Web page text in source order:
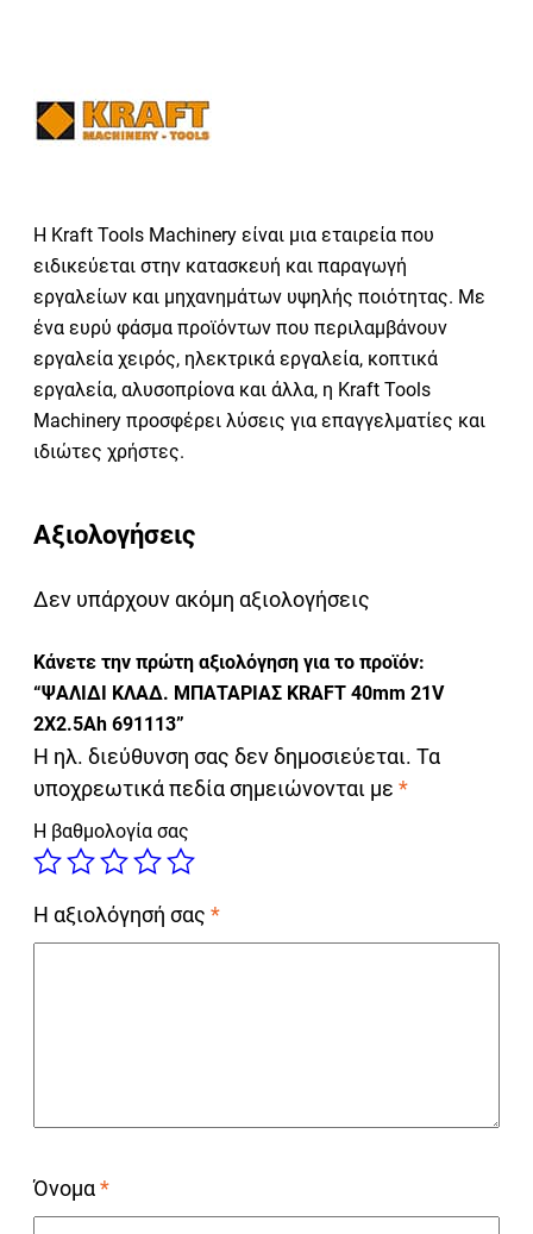
Η Kraft Tools Machinery είναι μια εταιρεία που
ειδικεύεται στην κατασκευή και παραγωγή
εργαλείων και μηχανημάτων υψηλής ποιότητας. Με
ένα ευρύ φάσμα προϊόντων που περιλαμβάνουν
εργαλεία χειρός, ηλεκτρικά εργαλεία, κοπτικά
εργαλεία, αλυσοπρίονα και άλλα, η Kraft Tools
Machinery προσφέρει λύσεις για επαγγελματίες και
ιδιώτες χρήστες.
Αξιολογήσεις
Δεν υπάρχουν ακόμη αξιολογήσεις
Κάνετε την πρώτη αξιολόγηση για το προϊόν:
“ΨΑΛΙΔΙ ΚΛΑΔ. ΜΠΑΤΑΡΙΑΣ KRAFT 40mm 21V
2Χ2.5Ah 691113”
Η ηλ. διεύθυνση σας δεν δημοσιεύεται. Τα
υποχρεωτικά πεδία σημειώνονται με *
Η βαθμολογία σας
Η αξιολόγησή σας *
Όνομα*